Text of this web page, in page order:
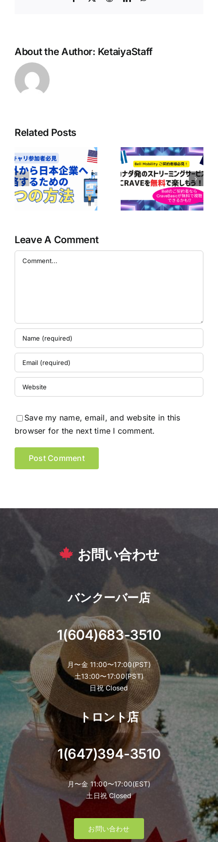
About the Author: KetaiyaStaff
Related Posts
Bell Mobilityユ
ーザー必見！
CraveのBasicプ
ランが無料で楽
しめるかも！？
【Bell契約者は1
年間無料！】
Perplexity Pro
AIの利用ガイド
Leave A Comment
Comment
Save my name, email, and website in this
browser for the next time I comment.
お問い合わせ
バンクーバー店
1(604)683-3510
月〜金 11:00〜17:00(PST)
土13:00〜17:00(PST)
日祝 Closed
トロント店
1(647)394-3510
月〜金 11:00〜17:00(EST)
土日祝 Closed
お問い合わせ